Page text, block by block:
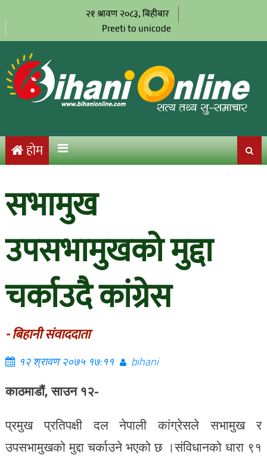
२१ श्रावण २०८३, बिहीबार
Preeti to unicode
होम
सभामुख
उपसभामुखको मुद्दा
चर्काउदै कांग्रेस
- बिहानी संवाददाता
१२ श्रावण २०७५ १७:११ bihani
काठमाडौं, साउन १२-
प्रमुख प्रतिपक्षी दल नेपाली कांग्रेसले सभामुख र
उपसभामुखको मुद्दा चर्काउने भएको छ ।संविधानको धारा ९१